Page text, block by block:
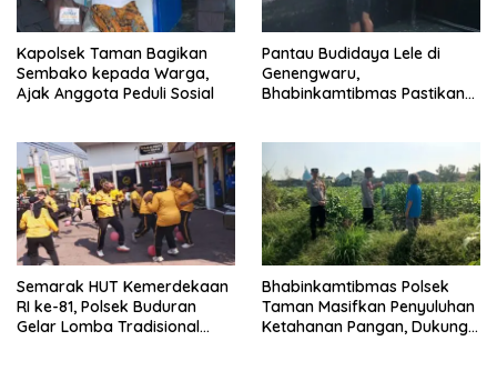
Kapolsek Taman Bagikan
Sembako kepada Warga,
Ajak Anggota Peduli Sosial
Pantau Budidaya Lele di
Genengwaru,
Bhabinkamtibmas Pastikan
Semarak HUT Kemerdekaan
RI ke-81, Polsek Buduran
Gelar Lomba Tradisional
Bhabinkamtibmas Polsek
Taman Masifkan Penyuluhan
Ketahanan Pangan, Dukung